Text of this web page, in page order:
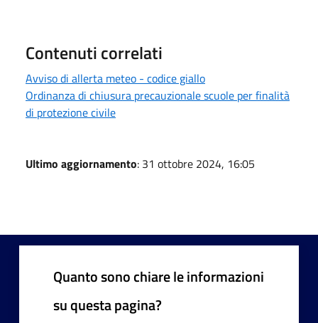
Contenuti correlati
Avviso di allerta meteo - codice giallo
Ordinanza di chiusura precauzionale scuole per finalità
di protezione civile
Ultimo aggiornamento: 31 ottobre 2024, 16:05
Quanto sono chiare le informazioni
su questa pagina?